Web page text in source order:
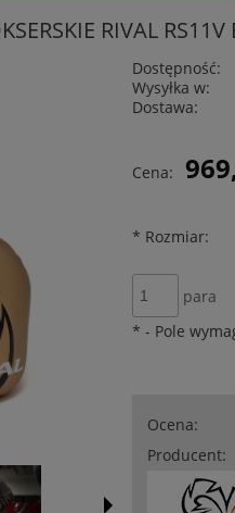
RIVAL
Dostępność:
Wysyłka w:
Dostawa:
Cena
płatności
Cena:
* Rozmiar:
para
* - Pole
Ocena:
Producent: